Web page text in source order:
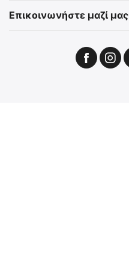
Επικοινωνήστε μαζί μας